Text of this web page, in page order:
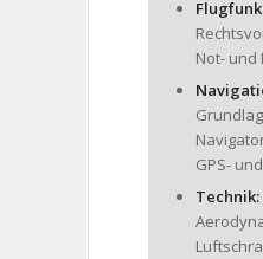
Not-
GPS-
Technik: